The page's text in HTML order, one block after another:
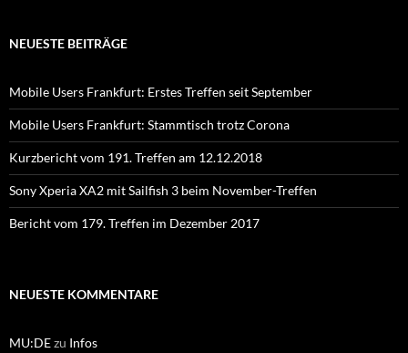
NEUESTE BEITRÄGE
Mobile Users Frankfurt: Erstes Treffen seit September
Mobile Users Frankfurt: Stammtisch trotz Corona
Kurzbericht vom 191. Treffen am 12.12.2018
Sony Xperia XA2 mit Sailfish 3 beim November-Treffen
Bericht vom 179. Treffen im Dezember 2017
NEUESTE KOMMENTARE
MU:DEzu Infos